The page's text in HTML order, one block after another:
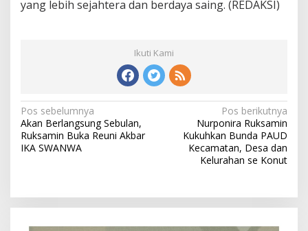
yang lebih sejahtera dan berdaya saing. (REDAKSI)
Ikuti Kami
N
a
v
a
Pos sebelumnya
Akan Berlangsung Sebulan,
Ruksamin Buka Reuni Akbar
IKA SWANWA
Pos berikutnya
Nurponira Ruksamin
Kukuhkan Bunda PAUD
Kecamatan, Desa dan
Kelurahan se Konut